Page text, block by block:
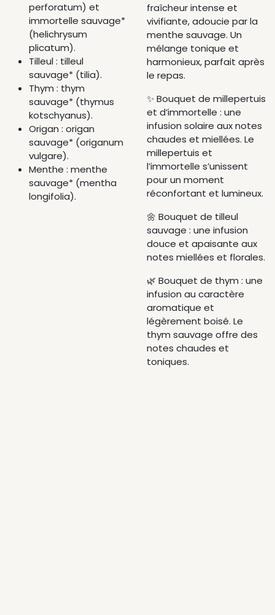
perforatum) et
immortelle sauvage*
(helichrysum
plicatum).
Tilleul : tilleul
sauvage* (tilia).
Thym : thym
sauvage* (thymus
kotschyanus).
Origan : origan
sauvage* (origanum
vulgare).
Menthe : menthe
sauvage* (mentha
longifolia).
fraîcheur intense et
vivifiante, adoucie par la
menthe sauvage. Un
mélange tonique et
harmonieux, parfait après
le repas.
✨ Bouquet de millepertuis
et d’immortelle : une
infusion solaire aux notes
chaudes et miellées. Le
millepertuis et
l’immortelle s’unissent
pour un moment
réconfortant et lumineux.
🌼 Bouquet de tilleul
sauvage : une infusion
douce et apaisante aux
notes miellées et florales.
🌿 Bouquet de thym : une
infusion au caractère
aromatique et
légèrement boisé. Le
thym sauvage offre des
notes chaudes et
toniques.